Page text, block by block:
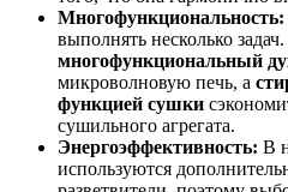
Многофункциональность:
выполнять несколько
многофункциональный
микроволновую печь, а
функцией сушки
сушильного агрегата.
Энергоэффективность: В
используются